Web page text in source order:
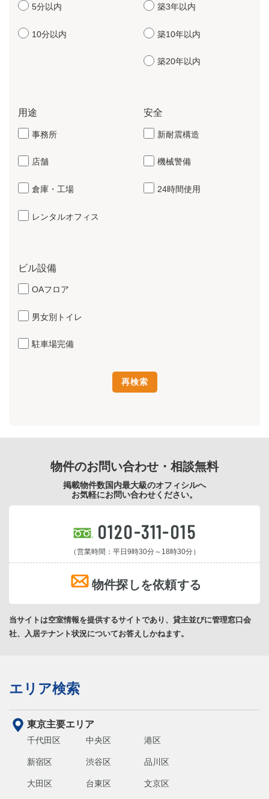
5分以内
10分以内
築3年以内
築10年以内
築20年以内
用途
事務所
店舗
倉庫・工場
レンタルオフィス
安全
新耐震構造
機械警備
24時間使用
ビル設備
OAフロア
男女別トイレ
駐車場完備
物件のお問い合わせ・相談無料
掲載物件数国内最大級のオフィシルへ
お気軽にお問い合わせください。
0120-311-015
（営業時間：平日9時30分～18時30分）
物件探しを依頼する
当サイトは空室情報を提供するサイトであり、貸主並びに管理窓口会
社、入居テナント状況についてお答えしかねます。
エリア検索
東京主要エリア
千代田区 中央区 港区
新宿区 渋谷区 品川区
大田区 台東区 文京区